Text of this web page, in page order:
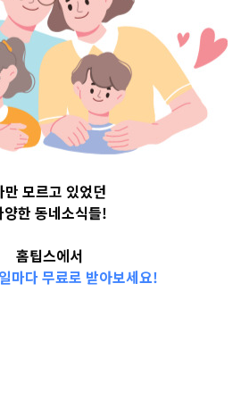
2023-10-20
admin
만 모르고 있었던
양한 동네소식들!
홈팁스에서
마다 무료로 받아보세요!